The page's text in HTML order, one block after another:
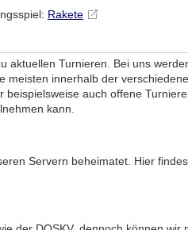
Rakete
aktuellen Turnieren. Bei uns
meisten innerhalb der
auch offene
kann.
Servern beheimatet. Hier